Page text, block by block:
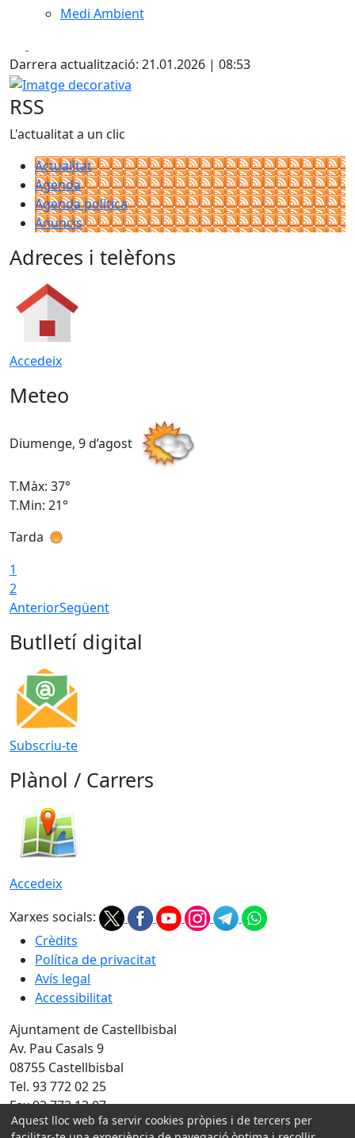
Medi Ambient
Darrera actualització: 21.01.2026 | 08:53
Imatge decorativa
RSS
L'actualitat a un clic
Actualitat
Agenda
Agenda política
Anuncis
Adreces i telèfons
Accedeix
Meteo
Diumenge, 9 d’agost
T.Màx: 37°
T.Min: 21°
Tarda
1
2
AnteriorSegüent
Butlletí digital
Subscriu-te
Plànol / Carrers
Accedeix
Xarxes socials:
Crèdits
Política de privacitat
Avís legal
Accessibilitat
Ajuntament de Castellbisbal
Av. Pau Casals 9
08755 Castellbisbal
Tel. 93 772 02 25
Fax 93 772 13 07
Aquest lloc web fa servir cookies pròpies i de tercers per